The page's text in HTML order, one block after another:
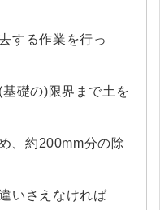
する作業を行っ
礎の)限界まで土を
、約200mm分の除
いさえなければ